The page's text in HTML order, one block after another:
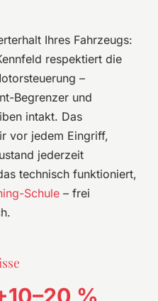
Ihres Fahrzeugs:
respektiert die
–
Begrenzer und
intakt. Das
vor jedem Eingriff,
jederzeit
technisch funktioniert,
Schule – frei
%